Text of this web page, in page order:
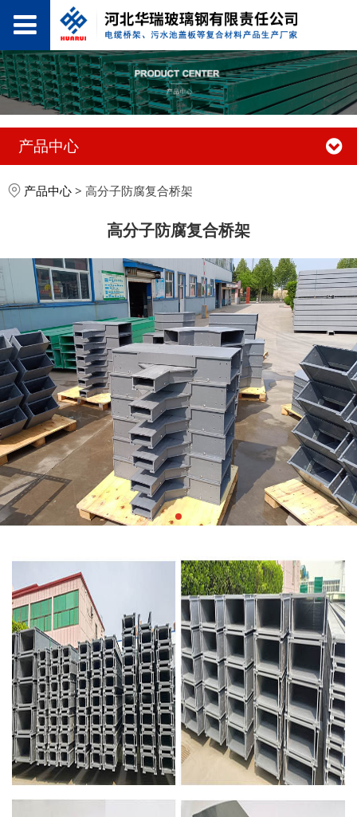
产品中心
产品中心 > 高分子防腐复合桥架
高分子防腐复合桥架